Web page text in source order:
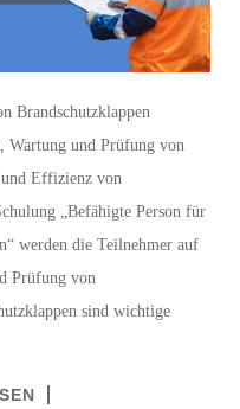
Brandschutzklappen
Wartung und Prüfung von
Effizienz von
„Befähigte Person für
werden die Teilnehmer auf
Prüfung von
sind wichtige